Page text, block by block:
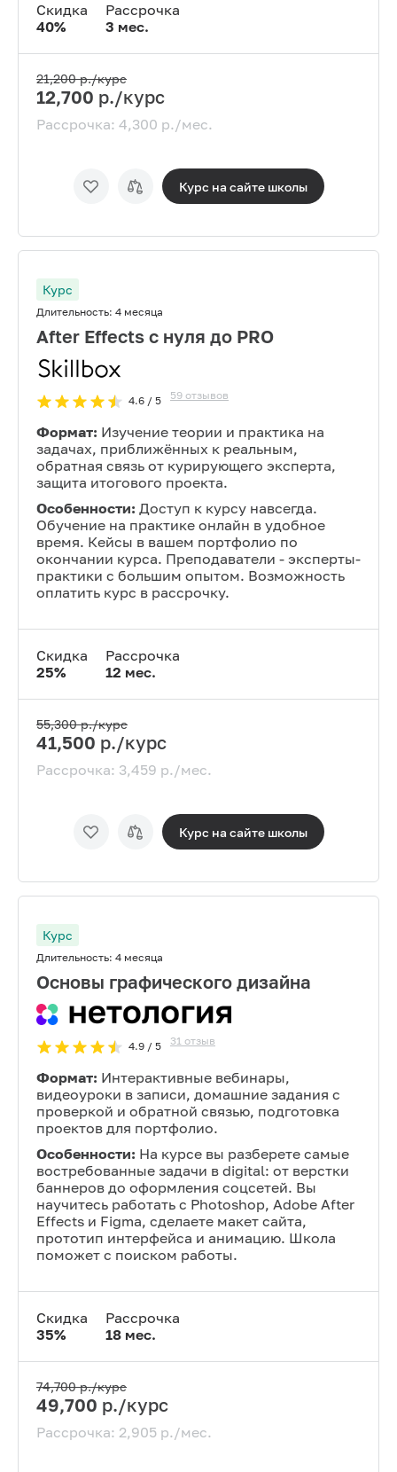
Скидка
40%
Рассрочка
3 мес.
21,200р./курс
12,700 р./курс
Рассрочка: 4,300 р./мес.
Курс на сайте школы
Курс
Длительность: 4 месяца
After Effects с нуля до PRO
4.6/ 5 59 отзывов
Формат: Изучение теории и практика на
задачах, приближённых к реальным,
обратная связь от курирующего эксперта,
защита итогового проекта.
Особенности: Доступ к курсу навсегда.
Обучение на практике онлайн в удобное
время. Кейсы в вашем портфолио по
окончании курса. Преподаватели - эксперты-
практики с большим опытом. Возможность
оплатить курс в рассрочку.
Скидка
25%
Рассрочка
12 мес.
55,300р./курс
41,500 р./курс
Рассрочка: 3,459 р./мес.
Курс на сайте школы
Курс
Длительность: 4 месяца
Основы графического дизайна
4.9/ 5 31 отзыв
Формат: Интерактивные вебинары,
видеоуроки в записи, домашние задания с
проверкой и обратной связью, подготовка
проектов для портфолио.
Особенности: На курсе вы разберете самые
востребованные задачи в digital: от верстки
баннеров до оформления соцсетей. Вы
научитесь работать с Photoshop, Adobe After
Effects и Figma, сделаете макет сайта,
прототип интерфейса и анимацию. Школа
поможет с поиском работы.
Скидка
35%
Рассрочка
18 мес.
74,700р./курс
49,700 р./курс
Рассрочка: 2,905 р./мес.